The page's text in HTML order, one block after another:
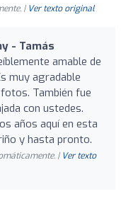
| Ver texto original
- Tamás
amable de
muy agradable
También fue
con ustedes.
años aquí en esta
y hasta pronto.
| Ver texto